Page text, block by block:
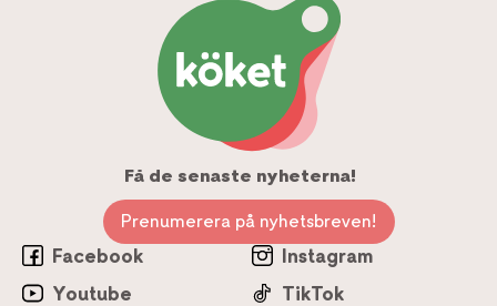
Få de senaste nyheterna!
Prenumerera på nyhetsbreven!
Facebook
Instagram
Youtube
TikTok